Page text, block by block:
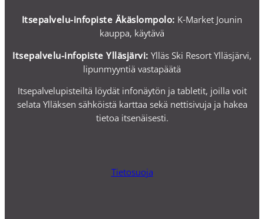
Itsepalvelu-infopiste Äkäslompolo: K-Market Jounin
kauppa, käytävä
Itsepalvelu-infopiste Ylläsjärvi: Ylläs Ski Resort Ylläsjärvi,
lipunmyyntiä vastapäätä
Itsepalvelupisteiltä löydät infonäytön ja tabletit, joilla voit
selata Ylläksen sähköistä karttaa sekä nettisivuja ja hakea
tietoa itsenäisesti.
Tietosuoja